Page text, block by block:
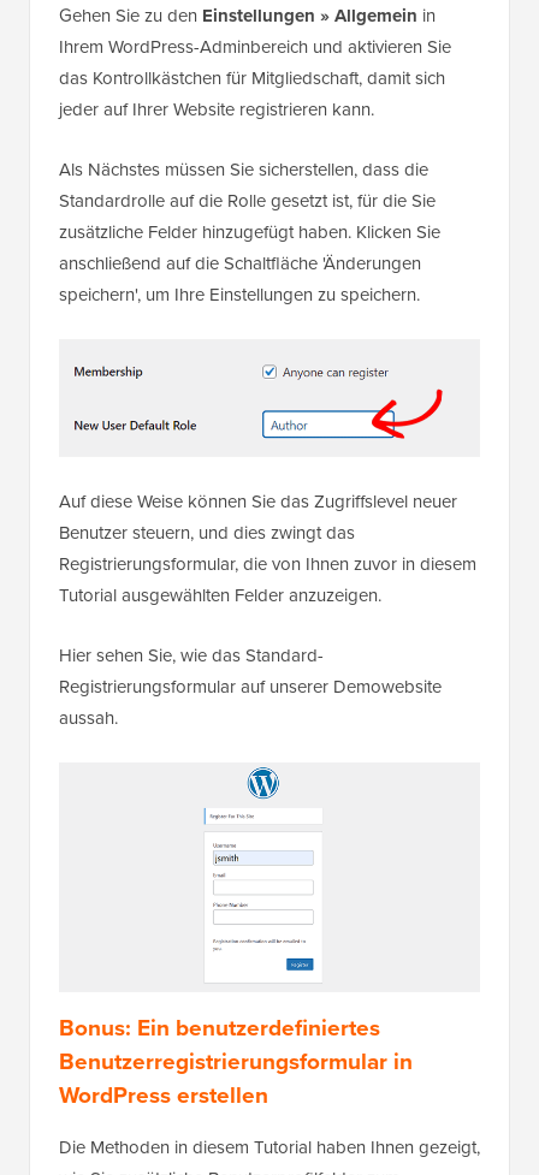
Gehen Sie zu den Einstellungen » Allgemein in
Ihrem WordPress-Adminbereich und aktivieren Sie
das Kontrollkästchen für Mitgliedschaft, damit sich
jeder auf Ihrer Website registrieren kann.
Als Nächstes müssen Sie sicherstellen, dass die
Standardrolle auf die Rolle gesetzt ist, für die Sie
zusätzliche Felder hinzugefügt haben. Klicken Sie
anschließend auf die Schaltfläche 'Änderungen
speichern', um Ihre Einstellungen zu speichern.
Auf diese Weise können Sie das Zugriffslevel neuer
Benutzer steuern, und dies zwingt das
Registrierungsformular, die von Ihnen zuvor in diesem
Tutorial ausgewählten Felder anzuzeigen.
Hier sehen Sie, wie das Standard-
Registrierungsformular auf unserer Demowebsite
aussah.
Bonus: Ein benutzerdefiniertes
Benutzerregistrierungsformular in
WordPress erstellen
Die Methoden in diesem Tutorial haben Ihnen gezeigt,